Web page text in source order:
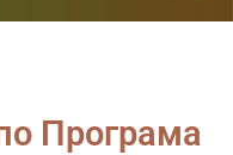
Програма